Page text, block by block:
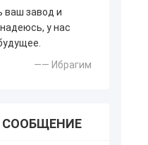
ваш завод и
у нас
—— Ибрагим
СООБЩЕНИЕ